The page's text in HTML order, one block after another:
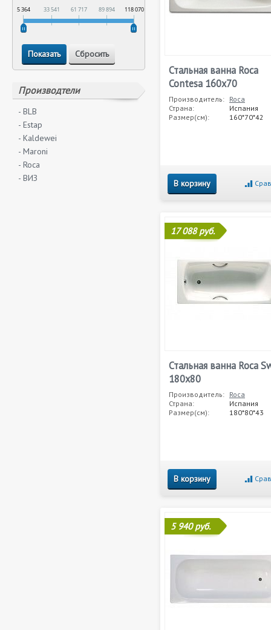
5 364 33 541 61 717 89 894 118 070
Производтели
- BLB
- Estap
- Kaldewei
- Maroni
- Roca
- ВИЗ
Стальная ванна Roca
Contesa 160x70
Производитель: Roca
Страна:
Испания
Размер(см):
160*70*42
В корзину
17 088 руб.
Стальная ванна Roca
180x80
Производитель: Roca
Страна:
Испания
Размер(см):
180*80*43
В корзину
5 940 руб.